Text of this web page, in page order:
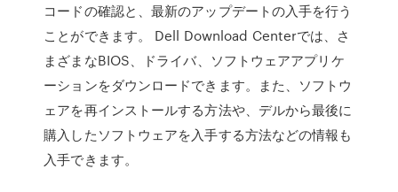
コードの確認と、最新のアップデートの入手を行う
ことができます。 Dell Download Centerでは、さ
まざまなBIOS、ドライバ、ソフトウェアアプリケ
ーションをダウンロードできます。また、ソフトウ
ェアを再インストールする方法や、デルから最後に
購入したソフトウェアを入手する方法などの情報も
入手できます。